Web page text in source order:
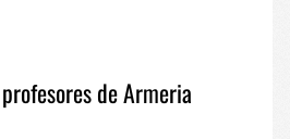
de Armeria